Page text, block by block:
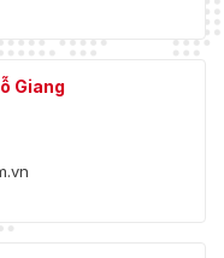
Giang